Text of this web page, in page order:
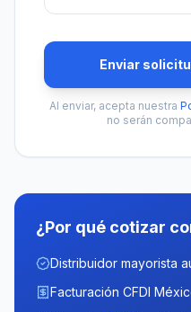
Enviar
Al enviar, acepta nuestra
no serán
¿Por qué cotizar
Distribuidor mayorista
Facturación CFDI